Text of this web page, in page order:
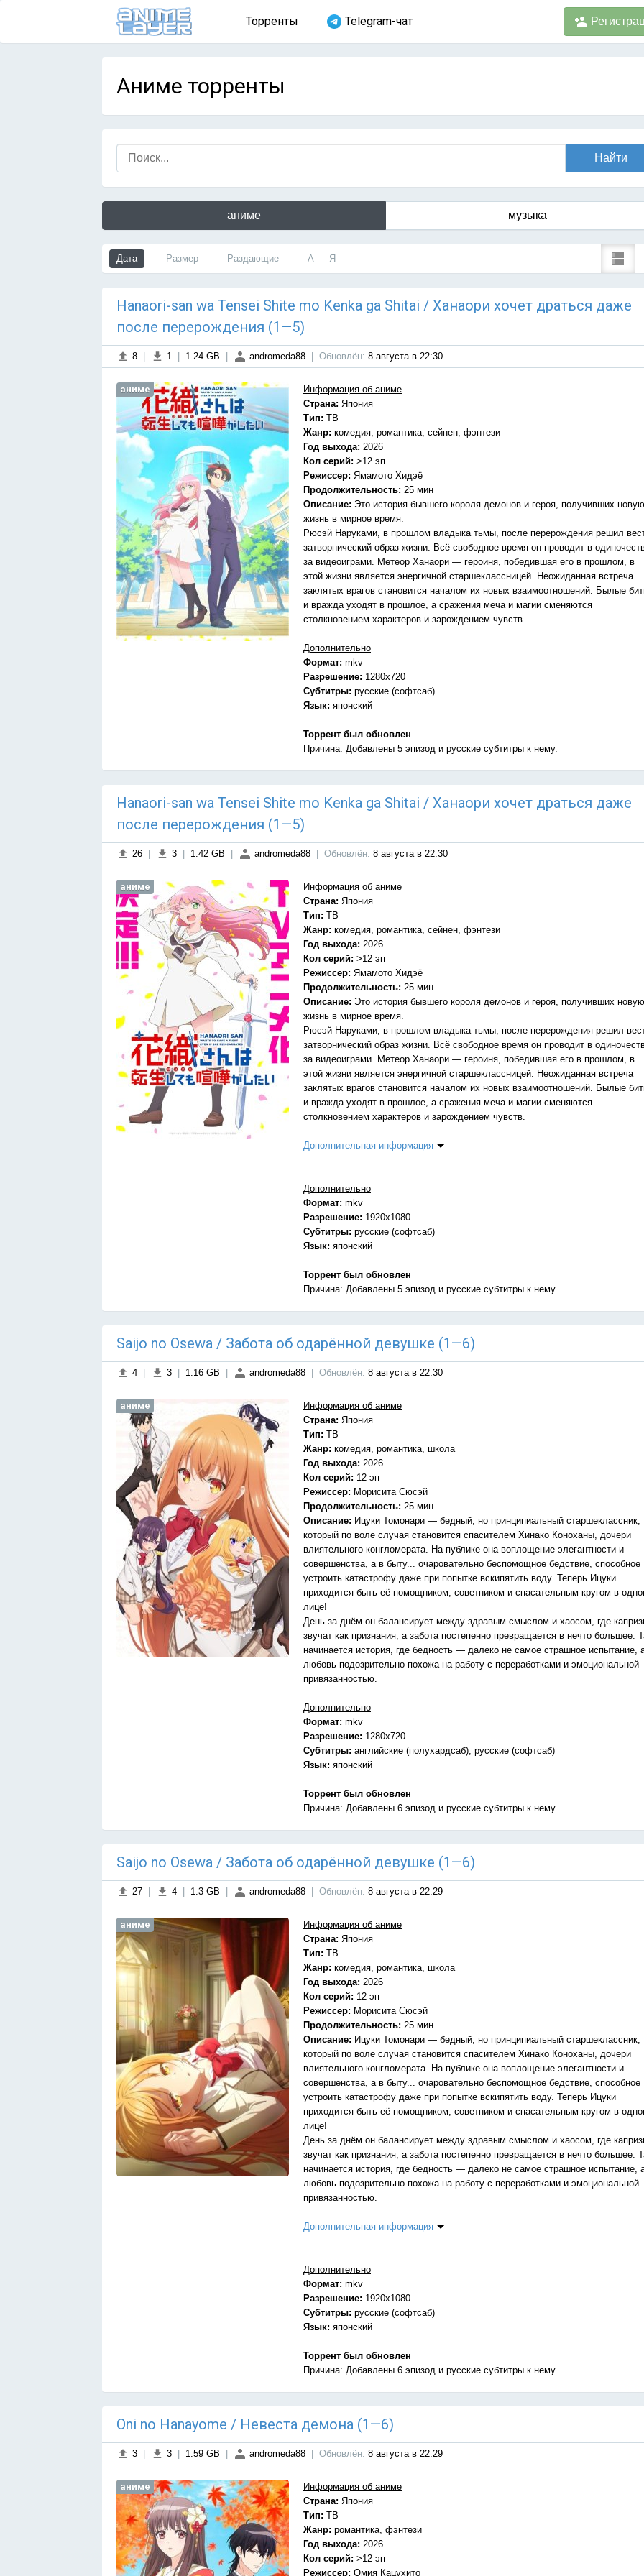
Торренты Telegram-чат
Аниме торренты
аниме музыка
Дата Размер Раздающие А — Я
Hanaori-san wa Tensei Shite mo Kenka ga Shitai / Ханаори хочет драться даже
после перерождения (1—5)
8 1 1.24 GB andromeda88 Обновлён: 8 августа в 22:30
аниме
Информация об аниме
Страна: Япония
Тип: ТВ
Жанр: комедия, романтика, сейнен, фэнтези
Год выхода: 2026
Кол серий: >12 эп
Режиссер: Ямамото Хидэё
Продолжительность: 25 мин
Описание: Это история бывшего короля демонов и героя, получивших новую
жизнь в мирное время.
Рюсэй Наруками, в прошлом владыка тьмы, после перерождения решил
затворнический образ жизни. Всё свободное время он проводит в
за видеоиграми. Метеор Ханаори — героиня, победившая его в прошлом, в
этой жизни является энергичной старшеклассницей. Неожиданная встреча
заклятых врагов становится началом их новых взаимоотношений. Былые
и вражда уходят в прошлое, а сражения меча и магии сменяются
столкновением характеров и зарождением чувств.
Дополнительно
Формат: mkv
Разрешение: 1280x720
Субтитры: русские (софтсаб)
Язык: японский
Торрент был обновлен
Причина: Добавлены 5 эпизод и русские субтитры к нему.
Hanaori-san wa Tensei Shite mo Kenka ga Shitai / Ханаори хочет драться даже
после перерождения (1—5)
26 3 1.42 GB andromeda88 Обновлён: 8 августа в 22:30
аниме
Информация об аниме
Страна: Япония
Тип: ТВ
Жанр: комедия, романтика, сейнен, фэнтези
Год выхода: 2026
Кол серий: >12 эп
Режиссер: Ямамото Хидэё
Продолжительность: 25 мин
Описание: Это история бывшего короля демонов и героя, получивших новую
жизнь в мирное время.
Рюсэй Наруками, в прошлом владыка тьмы, после перерождения решил
затворнический образ жизни. Всё свободное время он проводит в
за видеоиграми. Метеор Ханаори — героиня, победившая его в прошлом, в
этой жизни является энергичной старшеклассницей. Неожиданная встреча
заклятых врагов становится началом их новых взаимоотношений. Былые
и вражда уходят в прошлое, а сражения меча и магии сменяются
столкновением характеров и зарождением чувств.
Дополнительная информация
Дополнительно
Формат: mkv
Разрешение: 1920x1080
Субтитры: русские (софтсаб)
Язык: японский
Торрент был обновлен
Причина: Добавлены 5 эпизод и русские субтитры к нему.
Saijo no Osewa / Забота об одарённой девушке (1—6)
4 3 1.16 GB andromeda88 Обновлён: 8 августа в 22:30
аниме
Информация об аниме
Страна: Япония
Тип: ТВ
Жанр: комедия, романтика, школа
Год выхода: 2026
Кол серий: 12 эп
Режиссер: Морисита Сюсэй
Продолжительность: 25 мин
Описание: Ицуки Томонари — бедный, но принципиальный старшеклассник,
который по воле случая становится спасителем Хинако Коноханы, дочери
влиятельного конгломерата. На публике она воплощение элегантности и
совершенства, а в быту... очаровательно беспомощное бедствие, способное
устроить катастрофу даже при попытке вскипятить воду. Теперь Ицуки
приходится быть её помощником, советником и спасательным кругом в
лице!
День за днём он балансирует между здравым смыслом и хаосом, где
звучат как признания, а забота постепенно превращается в нечто большее.
начинается история, где бедность — далеко не самое страшное испытание,
любовь подозрительно похожа на работу с переработками и эмоциональной
привязанностью.
Дополнительно
Формат: mkv
Разрешение: 1280x720
Субтитры: английские (полухардсаб), русские (софтсаб)
Язык: японский
Торрент был обновлен
Причина: Добавлены 6 эпизод и русские субтитры к нему.
Saijo no Osewa / Забота об одарённой девушке (1—6)
27 4 1.3 GB andromeda88 Обновлён: 8 августа в 22:29
аниме
Информация об аниме
Страна: Япония
Тип: ТВ
Жанр: комедия, романтика, школа
Год выхода: 2026
Кол серий: 12 эп
Режиссер: Морисита Сюсэй
Продолжительность: 25 мин
Описание: Ицуки Томонари — бедный, но принципиальный старшеклассник,
который по воле случая становится спасителем Хинако Коноханы, дочери
влиятельного конгломерата. На публике она воплощение элегантности и
совершенства, а в быту... очаровательно беспомощное бедствие, способное
устроить катастрофу даже при попытке вскипятить воду. Теперь Ицуки
приходится быть её помощником, советником и спасательным кругом в
лице!
День за днём он балансирует между здравым смыслом и хаосом, где
звучат как признания, а забота постепенно превращается в нечто большее.
начинается история, где бедность — далеко не самое страшное испытание,
любовь подозрительно похожа на работу с переработками и эмоциональной
привязанностью.
Дополнительная информация
Дополнительно
Формат: mkv
Разрешение: 1920x1080
Субтитры: русские (софтсаб)
Язык: японский
Торрент был обновлен
Причина: Добавлены 6 эпизод и русские субтитры к нему.
Oni no Hanayome / Невеста демона (1—6)
3 3 1.59 GB andromeda88 Обновлён: 8 августа в 22:29
аниме
Информация об аниме
Страна: Япония
Тип: ТВ
Жанр: романтика, фэнтези
Год выхода: 2026
Кол серий: >12 эп
Режиссер: Омия Кацухито